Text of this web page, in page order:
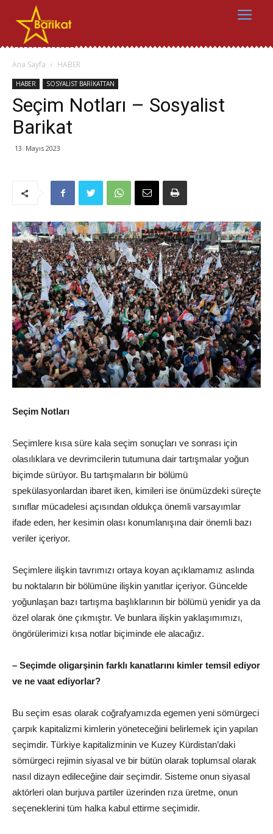
Ana Sayfa HABER
HABER SOSYALİST BARİKATTAN
Seçim Notları – Sosyalist
Barikat
13. Mayıs 2023
Seçim Notları
Seçimlere kısa süre kala seçim sonuçları ve sonrası için
olasılıklara ve devrimcilerin tutumuna dair tartışmalar yoğun
biçimde sürüyor. Bu tartışmaların bir bölümü
spekülasyonlardan ibaret iken, kimileri ise önümüzdeki süreçte
sınıflar mücadelesi açısından oldukça önemli varsayımlar
ifade eden, her kesimin olası konumlanışına dair önemli bazı
veriler içeriyor.
Seçimlere ilişkin tavrımızı ortaya koyan açıklamamız aslında
bu noktaların bir bölümüne ilişkin yanıtlar içeriyor. Güncelde
yoğunlaşan bazı tartışma başlıklarının bir bölümü yenidir ya da
özel olarak öne çıkmıştır. Ve bunlara ilişkin yaklaşımımızı,
öngörülerimizi kısa notlar biçiminde ele alacağız.
– Seçimde oligarşinin farklı kanatlarını kimler temsil ediyor
ve ne vaat ediyorlar?
Bu seçim esas olarak coğrafyamızda egemen yeni sömürgeci
çarpık kapitalizmi kimlerin yöneteceğini belirlemek için yapılan
seçimdir. Türkiye kapitalizminin ve Kuzey Kürdistan’daki
sömürgeci rejimin siyasal ve bir bütün olarak toplumsal olarak
nasıl dizayn edileceğine dair seçimdir. Sisteme onun siyasal
aktörleri olan burjuva partiler üzerinden rıza üretme, onun
seçeneklerini tüm halka kabul ettirme seçimidir.